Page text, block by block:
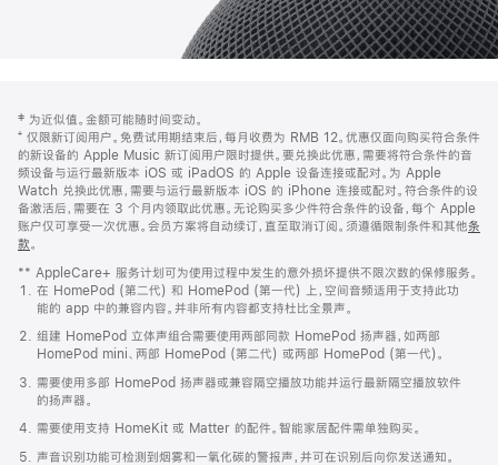
页
页
脚
注
‡ 为近似值。金额可能随时间变动。
⁺ 仅限新订阅用户。免费试用期结束后，每月收费为 RMB 12。优惠仅面向购买符合条件
的新设备的 Apple Music 新订阅用户限时提供。要兑换此优惠，需要将符合条件的音
频设备与运行最新版本 iOS 或 iPadOS 的 Apple 设备连接或配对。为 Apple
Watch 兑换此优惠，需要与运行最新版本 iOS 的 iPhone 连接或配对。符合条件的设
备激活后，需要在 3 个月内领取此优惠。无论购买多少件符合条件的设备，每个 Apple
账户仅可享受一次优惠。会员方案将自动续订，直至取消订阅。须遵循限制条件和其他条
款。
窗
口
中
打
开)
** AppleCare+ 服务计划可为使用过程中发生的意外损坏提供不限次数的保修服务。
在 HomePod (第二代) 和 HomePod (第一代) 上，空间音频适用于支持此功
能的 app 中的兼容内容。并非所有内容都支持杜比全景声。
组建 HomePod 立体声组合需要使用两部同款 HomePod 扬声器，如两部
HomePod mini、两部 HomePod (第二代) 或两部 HomePod (第一代)。
需要使用多部 HomePod 扬声器或兼容隔空播放功能并运行最新隔空播放软件
的扬声器。
需要使用支持 HomeKit 或 Matter 的配件。智能家居配件需单独购买。
声音识别功能可检测到烟雾和一氧化碳的警报声，并可在识别后向你发送通知。